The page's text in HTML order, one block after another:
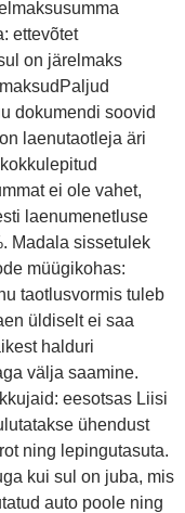
ettevõtet
on järelmaks
dokumendi soovid
laenutaotleja äri
ei ole vahet,
laenumenetluse
Madala sissetulek
müügikohas:
taotlusvormis tuleb
üldiselt ei saa
halduri
välja saamine.
eesotsas Liisi
ühendust
ning lepingutasuta.
kui sul on juba, mis
auto poole ning